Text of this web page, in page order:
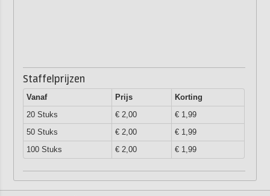
Staffelprijzen
Vanaf Prijs
Korting
20 Stuks
€ 2,00
€ 1,99
50 Stuks
€ 2,00
€ 1,99
100 Stuks
€ 2,00 € 1,99